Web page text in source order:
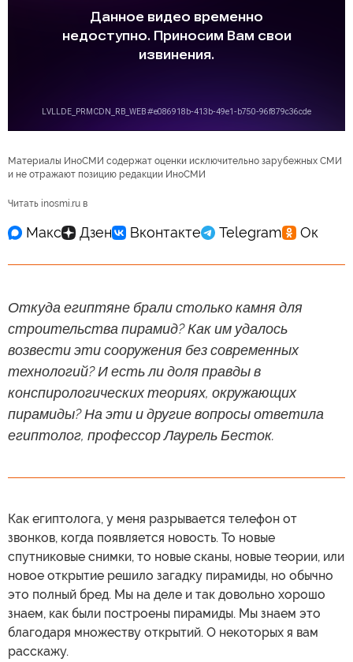
Материалы ИноСМИ содержат оценки исключительно зарубежных СМИ
и не отражают позицию редакции ИноСМИ
Читать inosmi.ru в
Откуда египтяне брали столько камня для
строительства пирамид? Как им удалось
возвести эти сооружения без современных
технологий? И есть ли доля правды в
конспирологических теориях, окружающих
пирамиды? На эти и другие вопросы ответила
египтолог, профессор Лаурель Бесток.
Как египтолога, у меня разрывается телефон от
звонков, когда появляется новость. То новые
спутниковые снимки, то новые сканы, новые теории, или
новое открытие решило загадку пирамиды, но обычно
это полный бред. Мы на деле и так довольно хорошо
знаем, как были построены пирамиды. Мы знаем это
благодаря множеству открытий. О некоторых я вам
расскажу.